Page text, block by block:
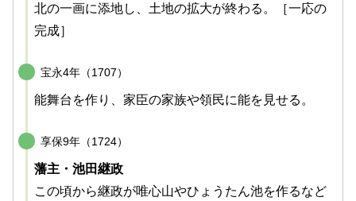
北の一画に添地し、土地の拡大が終わる。［一応の
完成］
宝永4年（1707）
能舞台を作り、家臣の家族や領民に能を見せる。
享保9年（1724）
藩主・池田継政
この頃から継政が唯心山やひょうたん池を作るなど